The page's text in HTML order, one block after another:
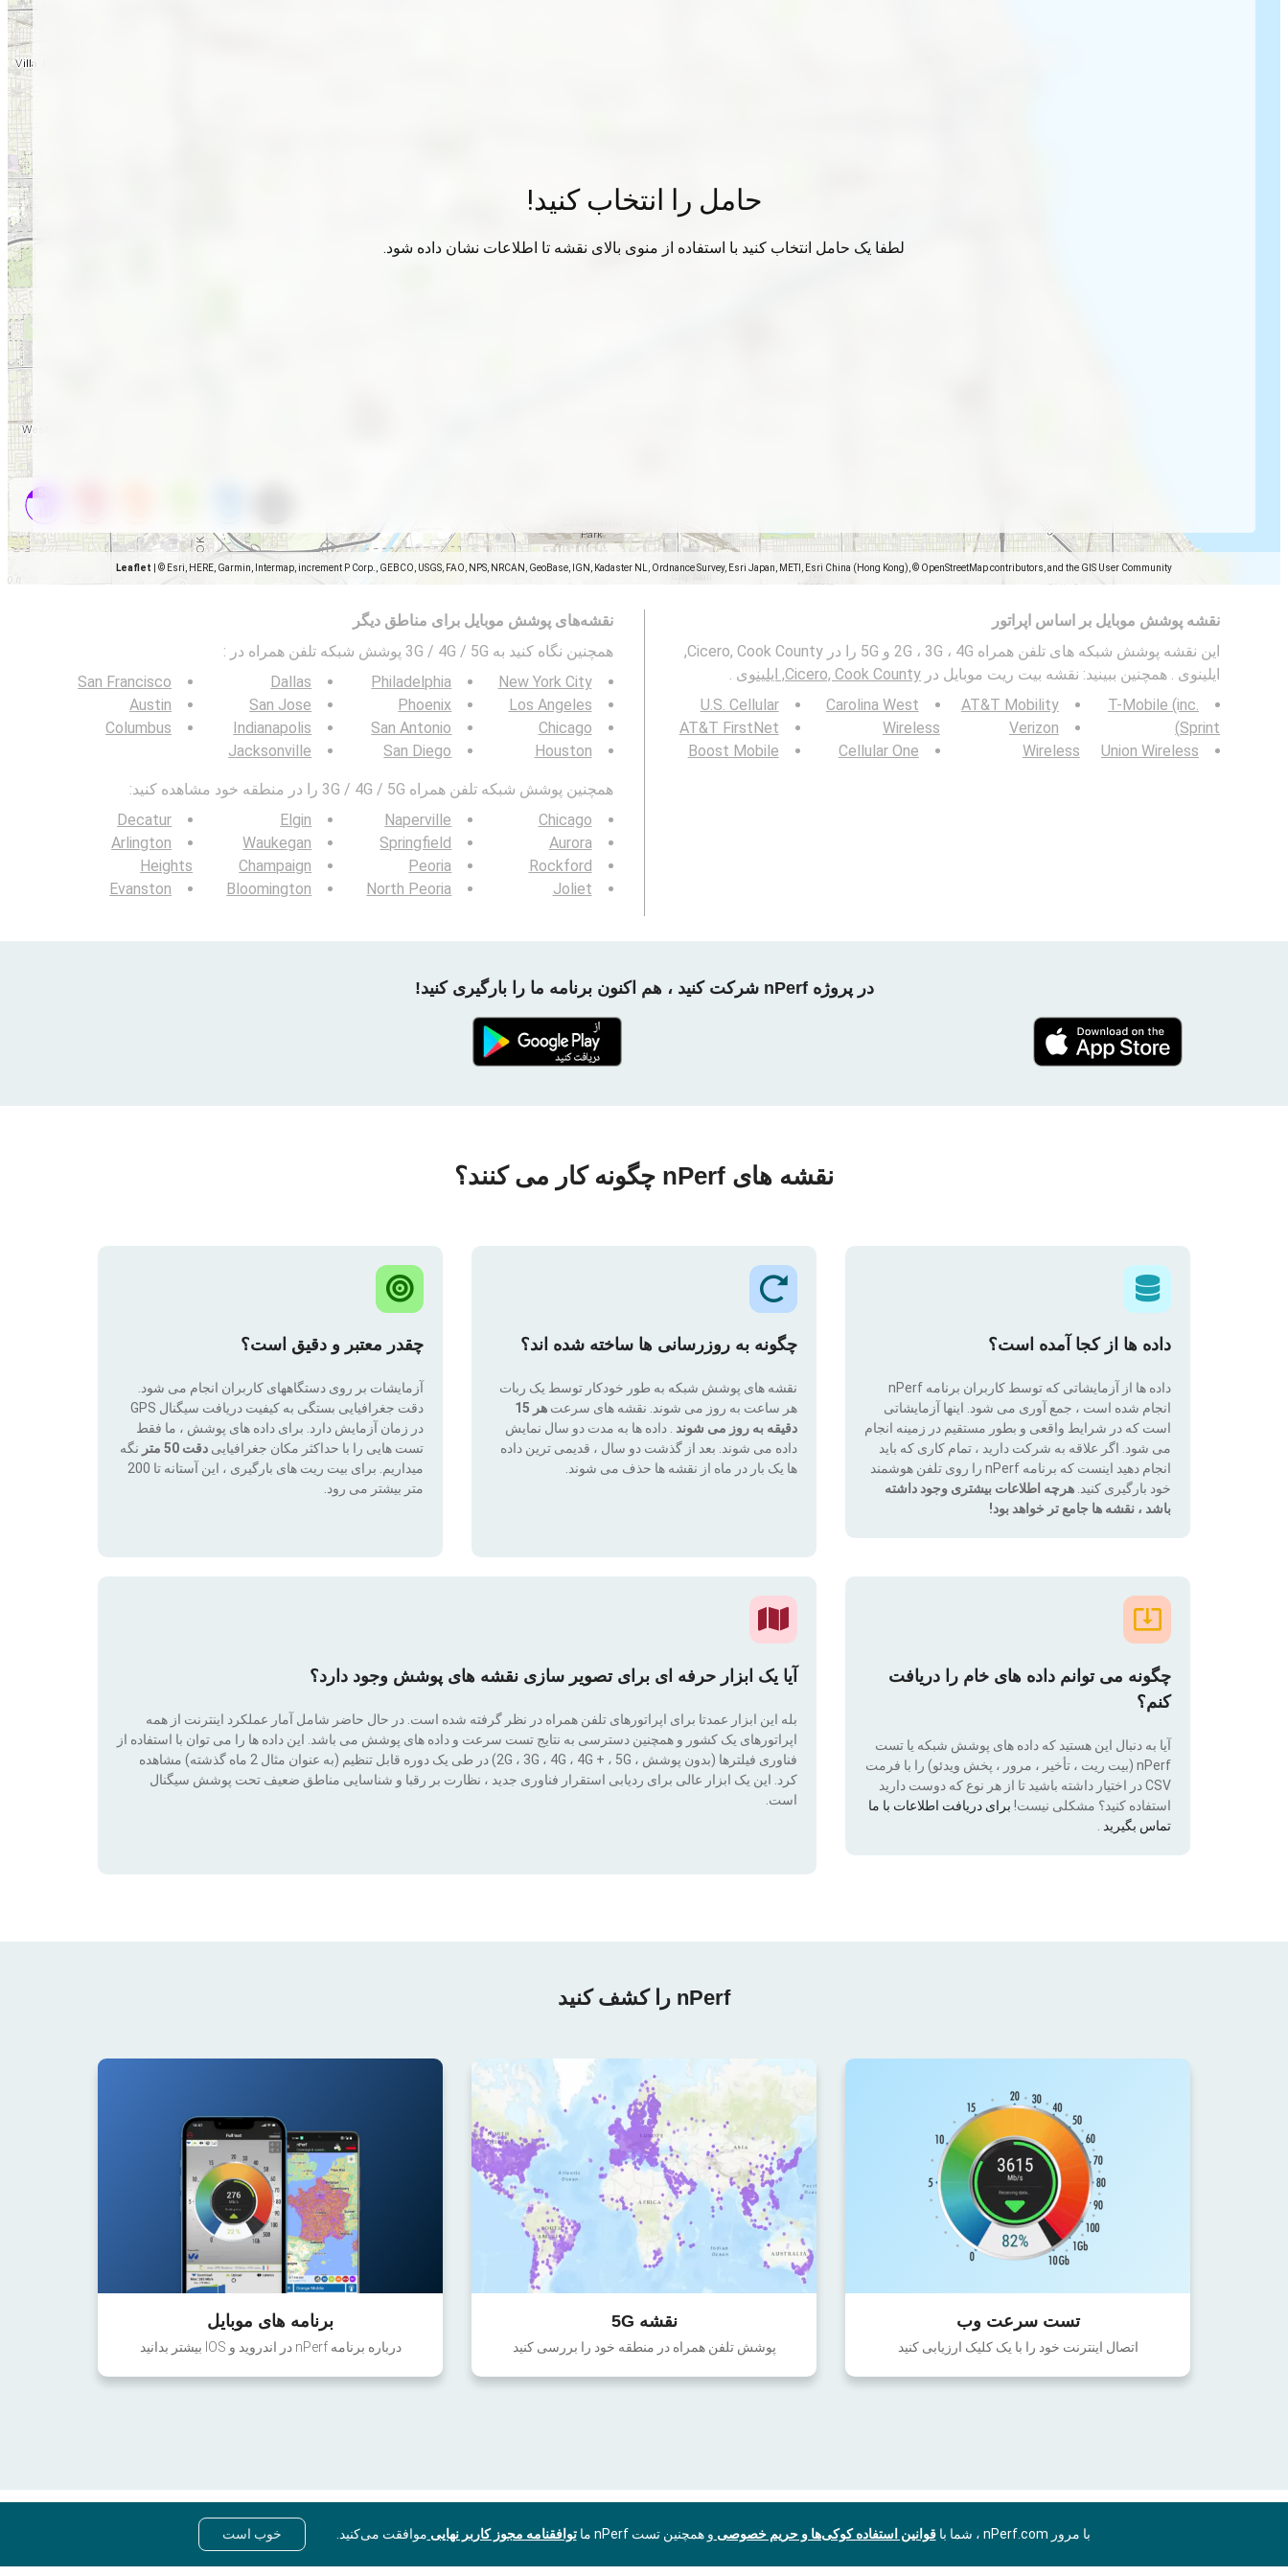
Leaflet © Esri, HERE, Garmin, Intermap, increment P Corp., GEBCO, USGS, FAO, NPS, NRCAN, GeoBase, IGN, Kadaster NL, Ordnance Survey, Esri Japan, METI, Esri China (Hong Kong), © OpenStreetMap contributors, and the GIS User Community
حامل را انتخاب کنید!
لطفا یک حامل انتخاب کنید با استفاده از منوی بالای نقشه تا اطلاعات نشان داده شود.
نقشه پوشش موبایل بر اساس اپراتور
این نقشه پوشش شبکه های تلفن همراه 2G ، 3G ، 4G و 5G را در Cicero, Cook County,
ایلینوی . همچنین ببینید: نقشه بیت ریت موبایل در Cicero, Cook County, ایلینوی
.
T-Mobile (inc.
Sprint)
Union Wireless
AT&T Mobility
Verizon
Wireless
Carolina West
Wireless
Cellular One
U.S. Cellular
AT&T FirstNet
Boost Mobile
نقشه‌های پوشش موبایل برای مناطق دیگر
همچنین نگاه کنید به 3G / 4G / 5G پوشش شبکه تلفن همراه در
:
New York City
Los Angeles
Chicago
Houston
Philadelphia
Phoenix
San Antonio
San Diego
Dallas
San Jose
Indianapolis
Jacksonville
San Francisco
Austin
Columbus
همچنین پوشش شبکه تلفن همراه 3G / 4G / 5G را در منطقه خود مشاهده کنید:
Chicago
Aurora
Rockford
Joliet
Naperville
Springfield
Peoria
North Peoria
Elgin
Waukegan
Champaign
Bloomington
Decatur
Arlington
Heights
Evanston
در پروژه nPerf شرکت کنید ، هم اکنون برنامه ما را بارگیری کنید!
نقشه های nPerf چگونه کار می کنند؟
داده ها از کجا آمده است؟
داده ها از آزمایشاتی که توسط کاربران برنامه nPerf
انجام شده است ، جمع آوری می شود. اینها آزمایشاتی
است که در شرایط واقعی و بطور مستقیم در زمینه انجام
می شود. اگر علاقه به شرکت دارید ، تمام کاری که باید
انجام دهید اینست که برنامه nPerf را روی تلفن هوشمند
خود بارگیری کنید. هرچه اطلاعات بیشتری وجود داشته
باشد ، نقشه ها جامع تر خواهد بود!
چگونه به روزرسانی ها ساخته شده اند؟
نقشه های پوشش شبکه به طور خودکار توسط یک ربات
هر ساعت به روز می شوند. نقشه های سرعت
هر 15
دقیقه به روز می شوند
. داده ها به مدت دو سال نمایش
داده می شوند. بعد از گذشت دو سال ، قدیمی ترین داده
ها یک بار در ماه از نقشه ها حذف می شوند.
چقدر معتبر و دقیق است؟
آزمایشات بر روی دستگاههای کاربران انجام می شود.
دقت جغرافیایی بستگی به کیفیت دریافت سیگنال GPS
در زمان آزمایش دارد. برای داده های پوشش ، ما فقط
تست هایی را با حداکثر مکان جغرافیایی دقت 50 متر
نگه
میداریم. برای بیت ریت های بارگیری ، این آستانه تا 200
متر بیشتر می رود.
چگونه می توانم داده های خام را دریافت
کنم؟
آیا به دنبال این هستید که داده های پوشش شبکه یا تست
nPerf (بیت ریت ، تأخیر ، مرور ، پخش ویدئو) را با فرمت
CSV در اختیار داشته باشید تا از هر نوع که دوست دارید
استفاده کنید؟ مشکلی نیست! برای دریافت اطلاعات با ما
تماس بگیرید
آیا یک ابزار حرفه ای برای تصویر سازی نقشه های پوشش وجود دارد؟
بله این ابزار عمدتا برای اپراتورهای تلفن همراه در نظر گرفته شده است. در حال حاضر شامل آمار عملکرد اینترنت از همه
اپراتورهای یک کشور و همچنین دسترسی به نتایج تست سرعت و داده های پوشش می باشد. این داده ها را می توان با استفاده از
فناوری فیلترها (بدون پوشش ، 2G ، 3G ، 4G ، 4G + ، 5G) در طی یک دوره قابل تنظیم (به عنوان مثال 2 ماه گذشته) مشاهده
کرد. این یک ابزار عالی برای ردیابی استقرار فناوری جدید ، نظارت بر رقبا و شناسایی مناطق ضعیف تحت پوشش سیگنال
است.
nPerf را کشف کنید
تست سرعت وب
اتصال اینترنت خود را با یک کلیک ارزیابی کنید
نقشه 5G
پوشش تلفن همراه در منطقه خود را بررسی کنید
برنامه های موبایل
درباره برنامه nPerf در اندروید و IOS بیشتر بدانید
با مرور nPerf.com ، شما با قوانین استفاده کوکی‌ها و حریم خصوصی و همچنین تست nPerf ما توافقنامه مجوز کاربر نهایی موافقت می‌کنید. خوب است